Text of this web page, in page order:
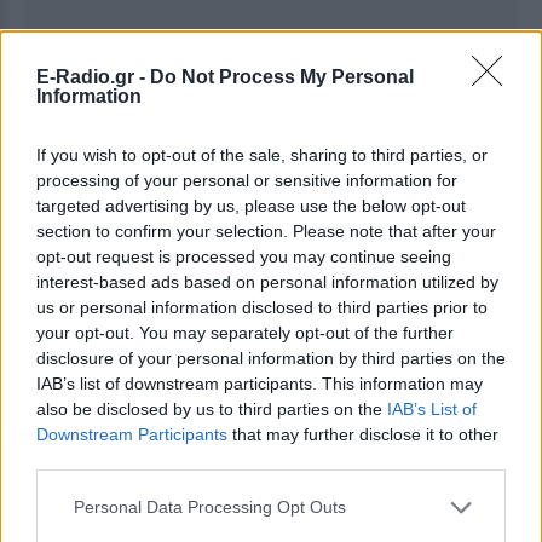
E-Radio.gr - Do Not Process My Personal
Information
If you wish to opt-out of the sale, sharing to third parties, or
processing of your personal or sensitive information for
targeted advertising by us, please use the below opt-out
section to confirm your selection. Please note that after your
opt-out request is processed you may continue seeing
interest-based ads based on personal information utilized by
us or personal information disclosed to third parties prior to
your opt-out. You may separately opt-out of the further
disclosure of your personal information by third parties on the
IAB’s list of downstream participants. This information may
also be disclosed by us to third parties on the IAB’s List of
Downstream Participants that may further disclose it to other
Personal Data Processing Opt Outs
και μάθετε πρώτοι τα πιο hot νέα
Εσύ μπήκες στο E-Daily.gr; Τα νέα της ημέρας
και ότι σου κάνει κλικ!
Ακολουθήστε το E-Radio.gr και στο Instagram
ΔΙΑΦΗΜΙΣΗ